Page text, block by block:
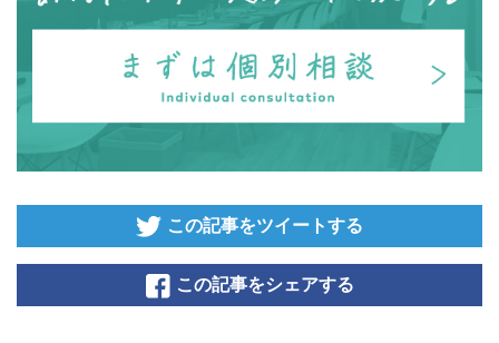
この記事をツイートする
この記事をシェアする